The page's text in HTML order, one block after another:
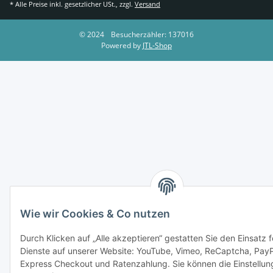
* Alle Preise inkl. gesetzlicher USt., zzgl. Versand
© 2024
Besucherzähler: 137016
Powered by JTL-Shop
Wie wir Cookies & Co nutzen
Durch Klicken auf „Alle akzeptieren“ gestatten Sie den Einsatz
Dienste auf unserer Website: YouTube, Vimeo, ReCaptcha,
Express Checkout und Ratenzahlung. Sie können die